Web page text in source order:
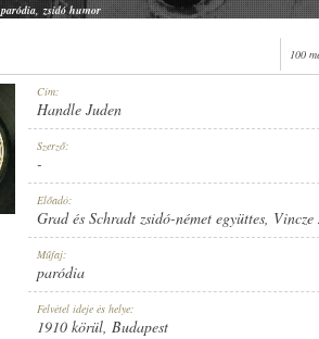
paródia zsidó humor
100
Cím:
Handle Juden
Szerző:
-
Előadó:
Grad és Schradt zsidó-német együttes,
Műfaj:
paródia
Felvétel ideje és helye:
1910 körül, Budapest